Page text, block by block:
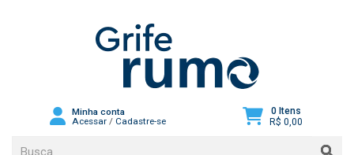
Minha conta
Acessar /Cadastre-se
0 Itens
R$ 0,00